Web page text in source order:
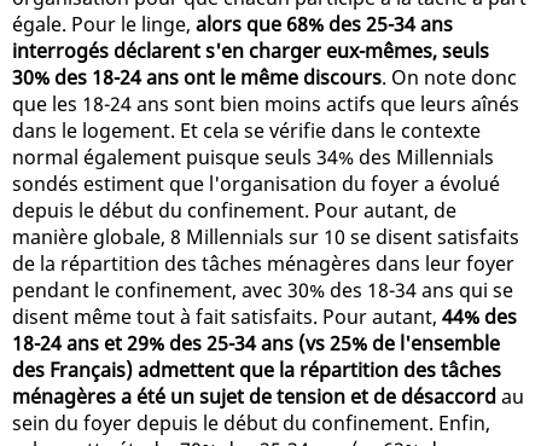
égale. Pour le linge, alors que 68% des 25-34 ans
interrogés déclarent s'en charger eux-mêmes, seuls
30% des 18-24 ans ont le même discours. On note donc
que les 18-24 ans sont bien moins actifs que leurs aînés
dans le logement. Et cela se vérifie dans le contexte
normal également puisque seuls 34% des Millennials
sondés estiment que l'organisation du foyer a évolué
depuis le début du confinement. Pour autant, de
manière globale, 8 Millennials sur 10 se disent satisfaits
de la répartition des tâches ménagères dans leur foyer
pendant le confinement, avec 30% des 18-34 ans qui se
disent même tout à fait satisfaits. Pour autant, 44% des
18-24 ans et 29% des 25-34 ans (vs 25% de l'ensemble
des Français) admettent que la répartition des tâches
ménagères a été un sujet de tension et de désaccord au
sein du foyer depuis le début du confinement. Enfin,